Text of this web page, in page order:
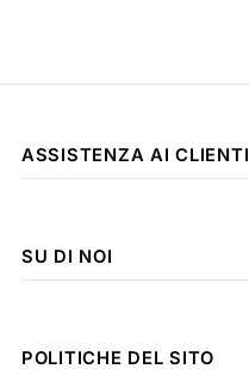
ASSISTENZA AI CLIENTI
SU DI NOI
POLITICHE DEL SITO